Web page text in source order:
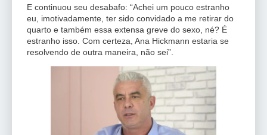
E continuou seu desabafo: “Achei um pouco estranho
eu, imotivadamente, ter sido convidado a me retirar do
quarto e também essa extensa greve do sexo, né? É
estranho isso. Com certeza, Ana Hickmann estaria se
resolvendo de outra maneira, não sei”.